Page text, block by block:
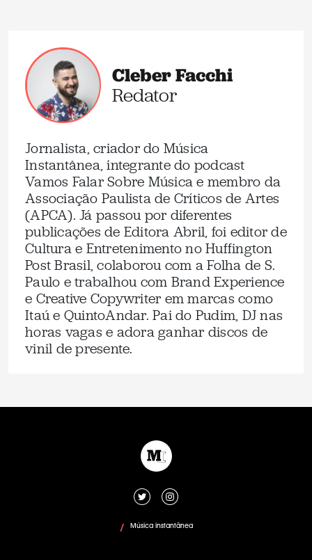
Cleber Facchi
Redator
Jornalista, criador do Música
Instantânea, integrante do podcast
Vamos Falar Sobre Música e membro da
Associação Paulista de Críticos de Artes
(APCA). Já passou por diferentes
publicações de Editora Abril, foi editor de
Cultura e Entretenimento no Huffington
Post Brasil, colaborou com a Folha de S.
Paulo e trabalhou com Brand Experience
e Creative Copywriter em marcas como
Itaú e QuintoAndar. Pai do Pudim, DJ nas
horas vagas e adora ganhar discos de
vinil de presente.
/ Música instantânea